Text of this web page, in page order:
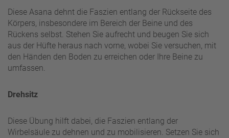
Diese Asana dehnt die Faszien entlang der Rückseite des
Körpers, insbesondere im Bereich der Beine und des
Rückens selbst. Stehen Sie aufrecht und beugen Sie sich
aus der Hüfte heraus nach vorne, wobei Sie versuchen, mit
den Händen den Boden zu erreichen oder Ihre Beine zu
umfassen.
Drehsitz
Diese Übung hilft dabei, die Faszien entlang der
Wirbelsäule zu dehnen und zu mobilisieren. Setzen Sie sich